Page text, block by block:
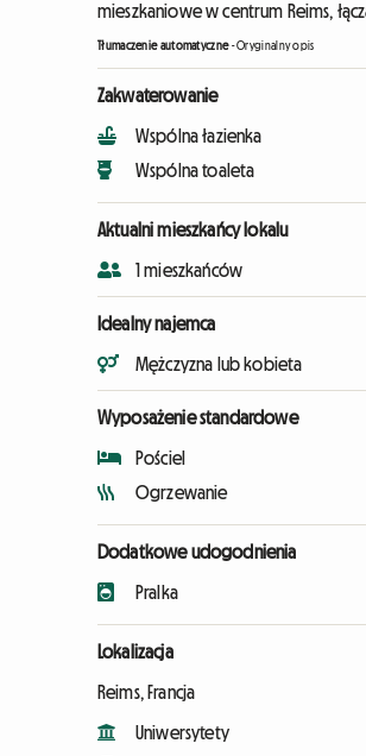
mieszkaniowe w centrum Reims,
Tłumaczenie automatyczne-Oryginalny opis
Zakwaterowanie
Wspólna łazienka
Wspólna toaleta
Aktualni mieszkańcy lokalu
1 mieszkańców
Idealny najemca
Mężczyzna lub kobieta
Wyposażenie standardowe
Pościel
Ogrzewanie
Dodatkowe udogodnienia
Pralka
Lokalizacja
Reims, Francja
Uniwersytety